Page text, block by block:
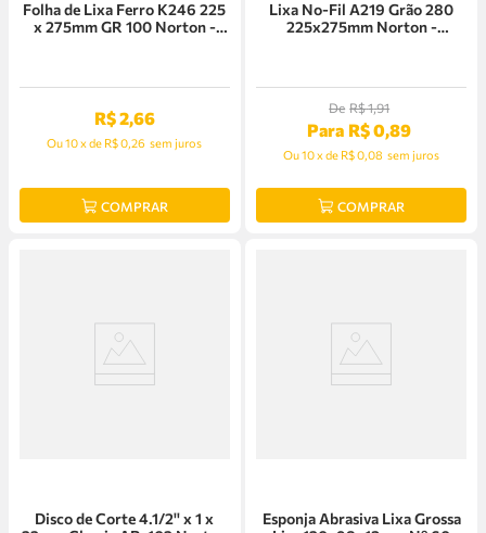
Folha de Lixa Ferro K246 225
x 275mm GR 100 Norton -
R$2,66
Ou10xde R$ 0,26 sem juros
COMPRAR
Lixa No-Fil A219 Grão 280
225x275mm Norton -
De R$1,91
Para R$0,89
Ou10xde R$ 0,08 sem juros
COMPRAR
Disco de Corte 4.1/2'' x 1 x
Esponja Abrasiva Lixa Grossa